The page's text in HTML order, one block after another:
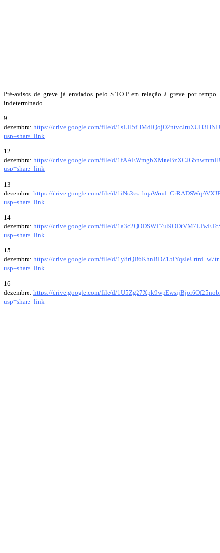
Pré-avisos de greve já enviados pelo S.TO.P em relação à greve por tempo
indeterminado.
9
dezembro: https://drive.google.com/file/d/
usp=share_link
12
dezembro: https://drive.google.com/file/d/
usp=share_link
13
dezembro: https://drive.google.com/file/d/
usp=share_link
14
dezembro: https://drive.google.com/file/d/
usp=share_link
15
dezembro: https://drive.google.com/file/d/
usp=share_link
16
dezembro: https://drive.google.com/file/d/
usp=share_link